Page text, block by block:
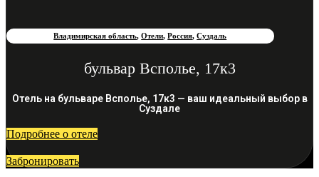
Владимирская область,Отели,Россия,Суздаль
бульвар Всполье, 17к3
Отель на бульваре Всполье, 17к3 — ваш идеальный выбор в
Суздале
Подробнее о отеле
Забронировать